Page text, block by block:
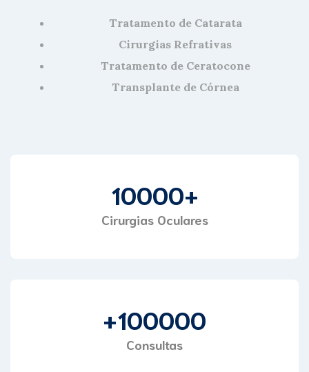
Tratamento de Catarata
Cirurgias Refrativas
Tratamento de Ceratocone
Transplante de Córnea
10000+
Cirurgias Oculares
+100000
Consultas